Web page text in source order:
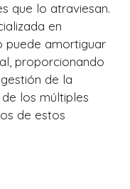
que lo atraviesan.
en
puede amortiguar
proporcionando
de la
los múltiples
de estos